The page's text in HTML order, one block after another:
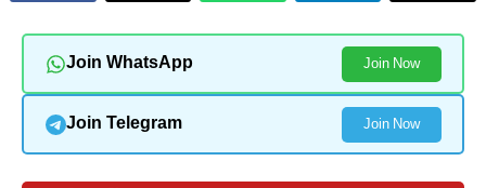
Join WhatsApp Join Now
Join Telegram Join Now